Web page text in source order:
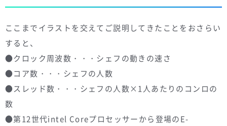
ここまでイラストを交えてご説明してきたことをおさらい
すると、
●クロック周波数・・・シェフの動きの速さ
●コア数・・・シェフの人数
●スレッド数・・・シェフの人数×1人あたりのコンロの
数
●第12世代intel Coreプロセッサーから登場のE-